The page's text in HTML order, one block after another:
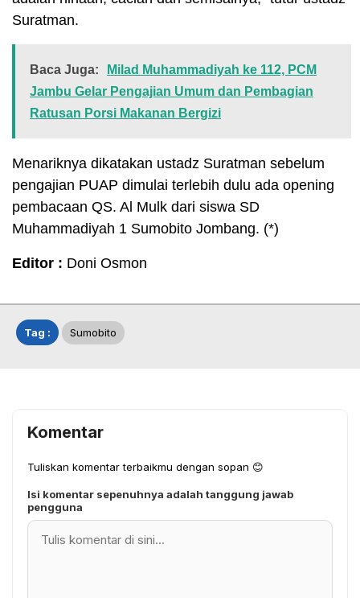
Suratman.
Baca Juga:
Milad Muhammadiyah ke 112, PCM
Jambu Gelar Pengajian Umum dan Pembagian
Ratusan Porsi Makanan Bergizi
Menariknya dikatakan ustadz Suratman sebelum
pengajian PUAP dimulai terlebih dulu ada opening
pembacaan QS. Al Mulk dari siswa SD
Muhammadiyah 1 Sumobito Jombang. (*)
Editor : Doni Osmon
Tag : Sumobito
Komentar
Tuliskan komentar terbaikmu dengan sopan 😊
Isi komentar sepenuhnya adalah tanggung jawab
pengguna